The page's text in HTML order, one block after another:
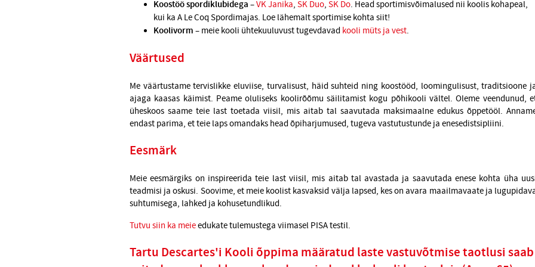
Koostöö spordiklubidega –VK Janika, SK Duo, SK Do. Head sportimisvõimalused nii koolis kohapeal,
kui ka A Le Coq Spordimajas. Loe lähemalt sportimise kohta siit!
Koolivorm – meie kooli ühtekuuluvust tugevdavad kooli müts ja vest.
Väärtused
Me väärtustame tervislikke eluviise, turvalisust, häid suhteid ning koostööd, loomingulisust, traditsioone
ajaga kaasas käimist. Peame oluliseks koolirõõmu säilitamist kogu põhikooli vältel. Oleme veendunud,
üheskoos saame teie last toetada viisil, mis aitab tal saavutada maksimaalne edukus õppetööl.
endast parima, et teie laps omandaks head õpiharjumused, tugeva vastutustunde ja enesedistsipliini.
Eesmärk
Meie eesmärgiks on inspireerida teie last viisil, mis aitab tal avastada ja saavutada enese kohta üha
teadmisi ja oskusi. Soovime, et meie koolist kasvaksid välja lapsed, kes on avara maailmavaate ja
suhtumisega, lahked ja kohusetundlikud.
Tutvu siin ka meieedukate tulemustega viimasel PISA testil.
Tartu Descartes'i Kooli õppima määratud laste vastuvõtmise taotlusi saab